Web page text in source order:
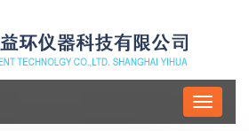
Toggle